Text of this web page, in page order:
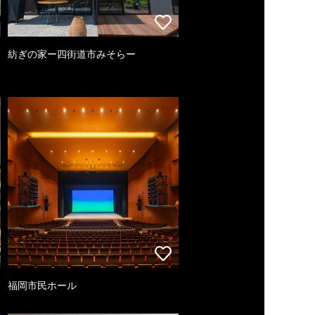
紡ぎの家ー四街道市みそらー
福岡市民ホール